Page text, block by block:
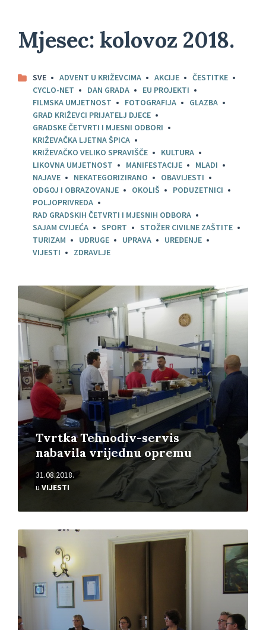
Mjesec: kolovoz 2018.
SVE ADVENT U KRIŽEVCIMA AKCIJE
ČESTITKE
CYCLO-NET
DAN GRADA
EU PROJEKTI
FILMSKA UMJETNOST
FOTOGRAFIJA
GLAZBA
GRAD KRIŽEVCI PRIJATELJ DJECE
GRADSKE ČETVRTI I MJESNI ODBORI
KRIŽEVAČKA LJETNA ŠPICA
KRIŽEVAČKO VELIKO SPRAVIŠČE
KULTURA
LIKOVNA UMJETNOST
MANIFESTACIJE
MLADI
NAJAVE
NEKATEGORIZIRANO
OBAVIJESTI
ODGOJ I OBRAZOVANJE
OKOLIŠ
PODUZETNICI
POLJOPRIVREDA
RAD GRADSKIH ČETVRTI I MJESNIH ODBORA
SAJAM CVIJEĆA
SPORT
STOŽER CIVILNE ZAŠTITE
TURIZAM
UDRUGE UPRAVA
UREĐENJE
VIJESTI
ZDRAVLJE
Tvrtka Tehnodiv-servis
nabavila vrijednu opremu
31.08.2018.
uVIJESTI
Pročitajte
više
Pročitajte
više